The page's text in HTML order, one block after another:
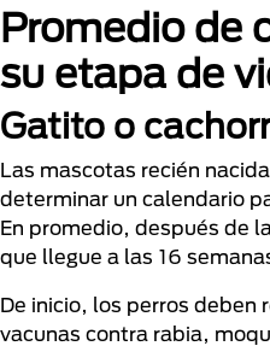
Promedio de
su etapa de
Gatito o
Las mascotas recién
determinar un calendario
En promedio, después de
que llegue a las 16
De inicio, los perros
vacunas contra rabia,